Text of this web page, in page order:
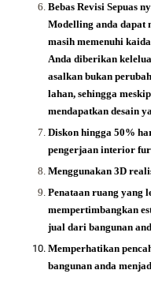
Bebas Revisi Sepuas
Modelling anda dapat
masih memenuhi
Anda diberikan
asalkan bukan
lahan, sehingga
mendapatkan desain
Diskon hingga 50%
pengerjaan interior
Menggunakan 3D
Penataan ruang yang
mempertimbangkan
jual dari bangunan
Memperhatikan
bangunan anda